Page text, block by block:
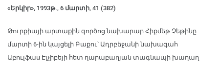
«Երկիր», 1993թ., 6 մարտի, 41 (382)
Թուրքիայի արտաքին գործոց նախարար Հիքմեթ Չեթինը
մարտի 6-ին կայցելի Բաքու՝ Ադրբեջանի նախագահ
Աբուլֆաս Էլչիբեյի հետ ղարաբաղյան տագնապի խաղաղ